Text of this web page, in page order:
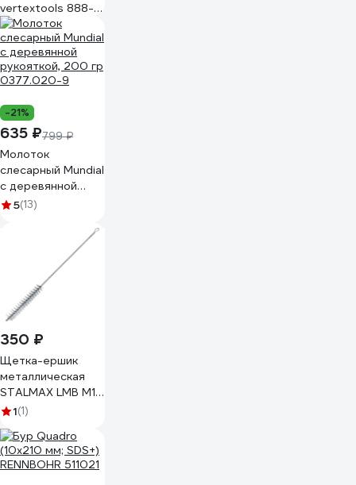
vertextools 888-
10-340
-21%
635 ₽799 ₽
Молоток
слесарный Mundial
с деревянной
рукояткой, 200 гр
5(13)
350 ₽
Щетка-ершик
металлическая
STALMAX LMB M10
(d12-13) для
11137) сталь (уп. 1
шт) 11137-023
1(1)